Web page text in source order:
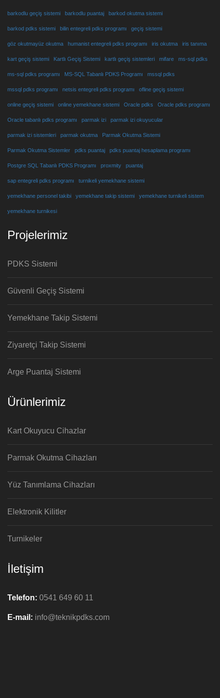
barkodlu geçiş sistemi barkodlu puantaj barkod okutma sistemi
barkod pdks sistemi bilin entegreli pdks programı geçiş sistemi
göz okutmayüz okutma humanist entegreli pdks programı iris okutma iris tanıma
kart geçiş sistemi Kartlı Geçiş Sistemi kartlı geçiş sistemleri mifare ms-sql pdks
ms-sql pdks programı MS-SQL Tabanlı PDKS Programı mssql pdks
mssql pdks programı netsis entegreli pdks programı ofline geçiş sistemi
online geçiş sistemi online yemekhane sistemi Oracle pdks Oracle pdks programı
Oracle tabanlı pdks programı parmak izi parmak izi okuyucular
parmak izi sistemleri parmak okutma Parmak Okutma Sistemi
Parmak Okutma Sistemler pdks puantaj pdks puantaj hesaplama programı
Postgre SQL Tabanlı PDKS Programı proxmity puantaj
sap entegreli pdks programı turnikeli yemekhane sistemi
yemekhane personel takibi yemekhane takip sistemi yemekhane turnikeli sistem
yemekhane turnikesi
Projelerimiz
PDKS Sistemi
Güvenli Geçiş Sistemi
Yemekhane Takip Sistemi
Ziyaretçi Takip Sistemi
Arge Puantaj Sistemi
Ürünlerimiz
Kart Okuyucu Cihazlar
Parmak Okutma Cihazları
Yüz Tanımlama Cihazları
Elektronik Kilitler
Turnikeler
İletişim
Telefon: 0541 649 60 11
E-mail: info@teknikpdks.com